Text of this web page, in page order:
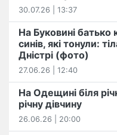
30.07.26 | 13:37
На Буковині батько
синів, які тонули:
Дністрі (фото)
27.06.26 | 12:40
На Одещині біля
річну дівчину
26.06.26 | 20:00